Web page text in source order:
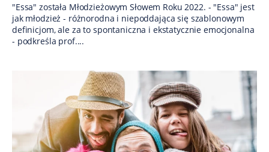
"Essa" została Młodzieżowym Słowem Roku 2022. - "Essa" jest
jak młodzież - różnorodna i niepoddająca się szablonowym
definicjom, ale za to spontaniczna i ekstatycznie emocjonalna
- podkreśla prof....